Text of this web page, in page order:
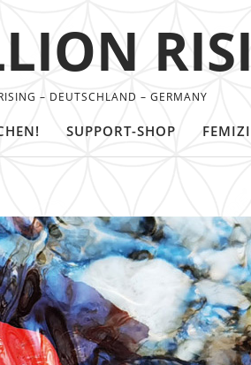
– DEUTSCHLAND – GERMANY
SUPPORT-SHOP